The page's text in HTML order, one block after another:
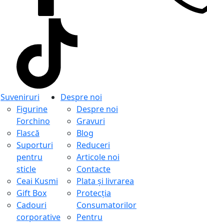
Suveniruri
Figurine
Forchino
Flască
Suporturi
pentru
sticle
Ceai Kusmi
Gift Box
Cadouri
corporative
Despre noi
Despre noi
Gravuri
Blog
Reduceri
Articole noi
Contacte
Plata și livrarea
Protecţia
Consumatorilor
Pentru